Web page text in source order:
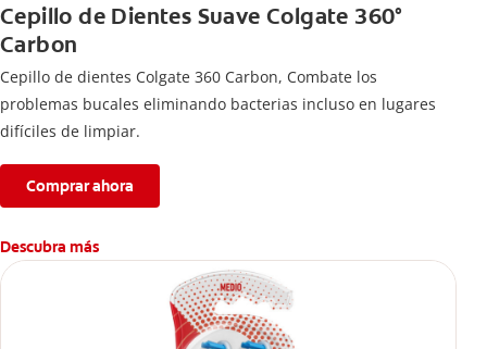
Cepillo de Dientes Suave Colgate 360°
Carbon
Cepillo de dientes Colgate 360 ​​Carbon, Combate los
problemas bucales eliminando bacterias incluso en lugares
difíciles de limpiar.
Comprar ahora
Descubra más